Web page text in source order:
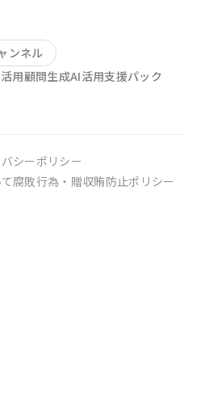
ンネル
用顧問生成AI活用支援パック
シーポリシー
腐敗行為・贈収賄防止ポリシー